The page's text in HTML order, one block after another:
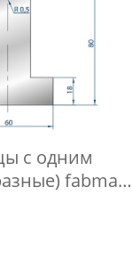
с одним
fabmax-